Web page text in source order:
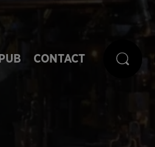
CONTACT